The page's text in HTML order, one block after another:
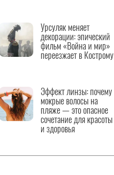
Урсуляк меняет
декорации: эпический
фильм «Война и мир»
переезжает в Кострому
Эффект линзы: почему
мокрые волосы на
пляже — это опасное
сочетание для красоты
и здоровья